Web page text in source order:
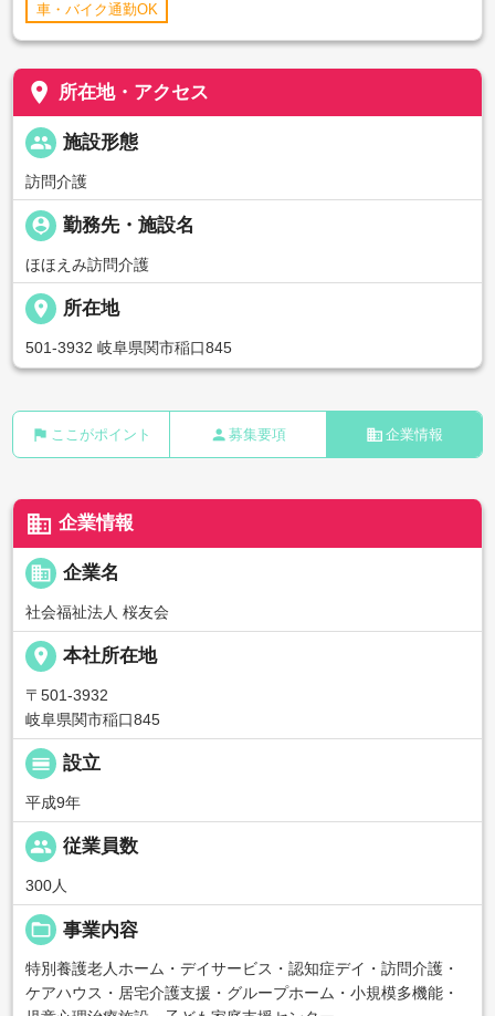
車・バイク通勤OK
place 所在地・アクセス
people 施設形態
訪問介護
person_pin 勤務先・施設名
ほほえみ訪問介護
place 所在地
501-3932 岐阜県関市稲口845
flag ここがポイント person 募集要項 business 企業情報
business 企業情報
business 企業名
社会福祉法人 桜友会
place 本社所在地
〒501-3932
岐阜県関市稲口845
calendar_view_day 設立
平成9年
people 従業員数
300人
folder_open 事業内容
特別養護老人ホーム・デイサービス・認知症デイ・訪問介護・
ケアハウス・居宅介護支援・グループホーム・小規模多機能・